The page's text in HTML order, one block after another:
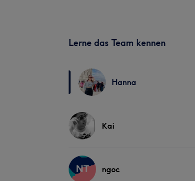
Lerne das Team kennen
Hanna
Kai
NT ngoc